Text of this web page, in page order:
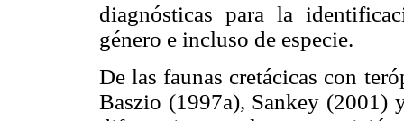
diagnósticas para la
género e incluso de especie.
De las faunas cretácicas con
Baszio (1997a), Sankey (2001)